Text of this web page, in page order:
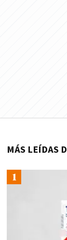
MÁS LEÍDAS